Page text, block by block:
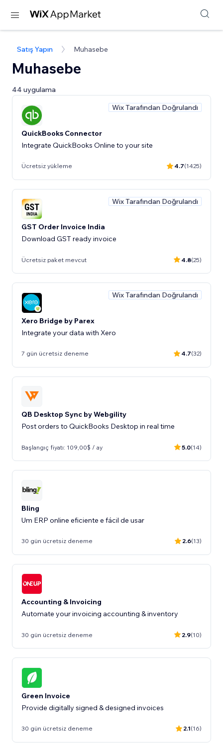
Satış Yapın Muhasebe
Muhasebe
44 uygulama
Wix Tarafından Doğrulandı
QuickBooks Connector
Integrate QuickBooks Online to your site
Ücretsiz yükleme 4.7(1425)
Wix Tarafından Doğrulandı
GST Order Invoice India
Download GST ready invoice
Ücretsiz paket mevcut 4.8(25)
Wix Tarafından Doğrulandı
Xero Bridge by Parex
Integrate your data with Xero
7 gün ücretsiz deneme 4.7(32)
QB Desktop Sync by Webgility
Post orders to QuickBooks Desktop in real time
Başlangıç fiyatı: 109,00$ / ay 5.0(14)
Bling
Um ERP online eficiente e fácil de usar
30 gün ücretsiz deneme 2.6(13)
Accounting & Invoicing
Automate your invoicing accounting & inventory
30 gün ücretsiz deneme 2.9(10)
Green Invoice
Provide digitally signed & designed invoices
30 gün ücretsiz deneme 2.1(16)